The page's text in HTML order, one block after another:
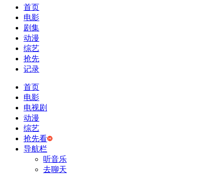
首页
电影
剧集
动漫
综艺
抢先
记录
首页
电影
电视剧
动漫
综艺
抢先看
导航栏
听音乐
去聊天